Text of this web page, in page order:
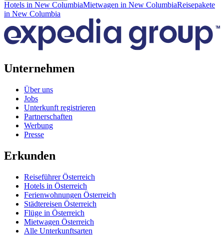
Hotels in New ColumbiaMietwagen in New ColumbiaReisepakete
in New Columbia
Unternehmen
Über uns
Jobs
Unterkunft registrieren
Partnerschaften
Werbung
Presse
Erkunden
Reiseführer Österreich
Hotels in Österreich
Ferienwohnungen Österreich
Städtereisen Österreich
Flüge in Österreich
Mietwagen Österreich
Alle Unterkunftsarten